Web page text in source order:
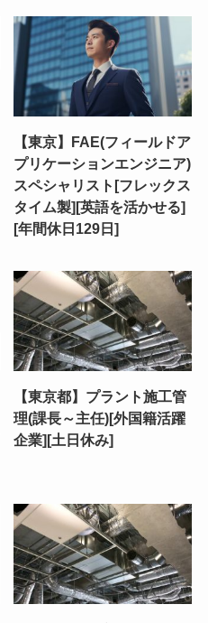
【東京】FAE(フィールドア
プリケーションエンジニア)
スペシャリスト[フレックス
タイム製][英語を活かせる]
[年間休日129日]
【東京都】プラント施工管
理(課長～主任)[外国籍活躍
企業][土日休み]